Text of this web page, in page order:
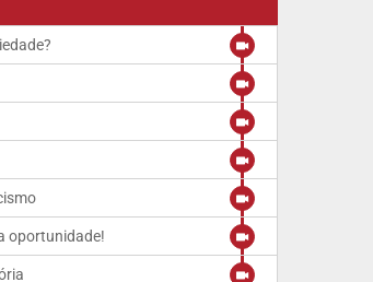
oportunidade!